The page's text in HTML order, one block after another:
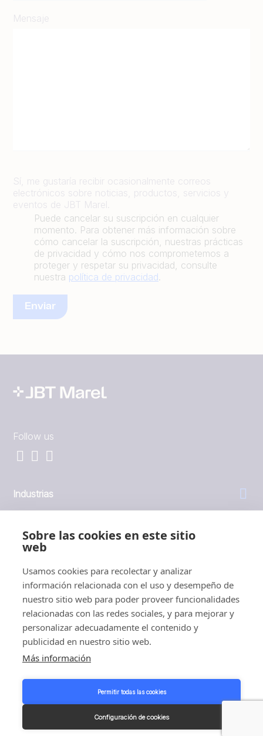
Sobre las cookies en este sitio
web
Usamos cookies para recolectar y analizar
información relacionada con el uso y desempeño de
nuestro sitio web para poder proveer funcionalidades
relacionadas con las redes sociales, y para mejorar y
personalizar adecuadamente el contenido y
publicidad en nuestro sitio web.
Más información
Permitir todas las cookies
Configuración de cookies
Mensaje
Sí, me gustaría recibir ocasionalmente correos
electrónicos sobre noticias, productos, servicios y
eventos de JBT Marel.
Puede cancelar su suscripción en cualquier
momento. Para obtener más información sobre
cómo cancelar la suscripción, nuestras prácticas
de privacidad y cómo nos comprometemos a
proteger y respetar su privacidad, consulte
nuestra política de privacidad.
Follow us
Industrias
Inversores
1999 - 2026 © JBT Marel
Política de privacidad y cookies
Customer Personal Data Protection Terms